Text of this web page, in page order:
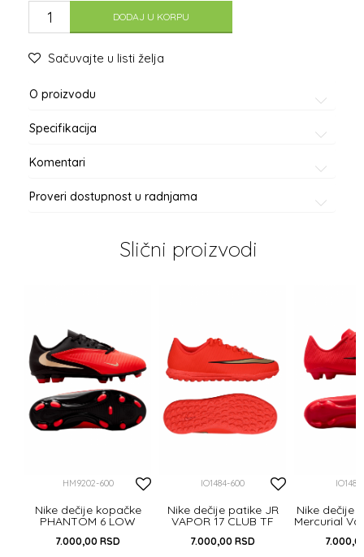
DODAJ U KORPU
Sačuvajte u listi želja
O proizvodu
Specifikacija
Komentari
Proveri dostupnost u radnjama
Slični proizvodi
HM9202-600
Nike dečije kopačke
PHANTOM 6 LOW
7.000,00 RSD
IO1484-600
Nike dečije patike JR
VAPOR 17 CLUB TF
7.000,00 RSD
Nike dečije
Mercurial